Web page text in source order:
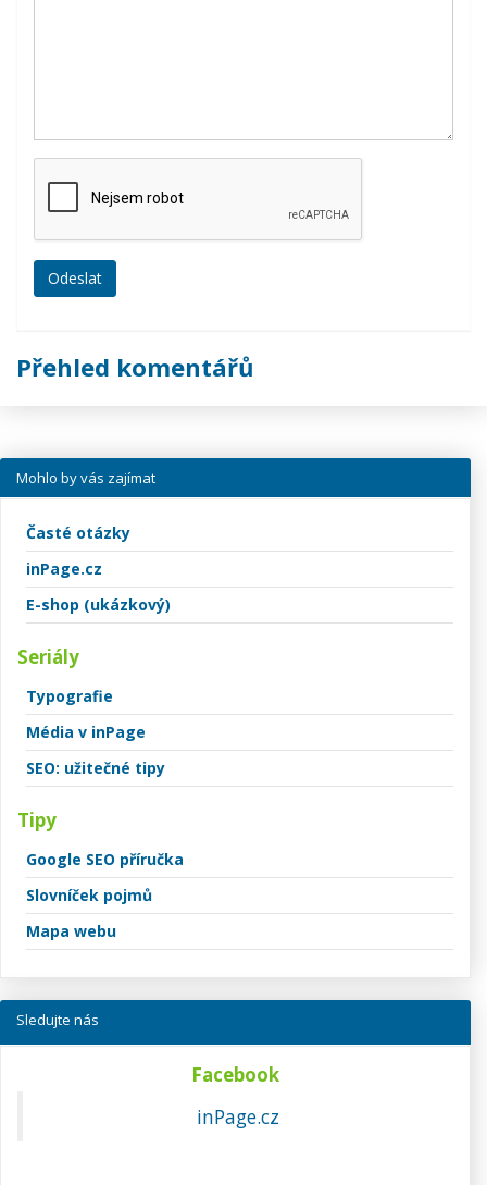
Přehled komentářů
Mohlo by vás zajímat
Časté otázky
inPage.cz
E-shop (ukázkový)
Seriály
Typografie
Média v inPage
SEO: užitečné tipy
Tipy
Google SEO příručka
Slovníček pojmů
Mapa webu
Sledujte nás
Facebook
inPage.cz